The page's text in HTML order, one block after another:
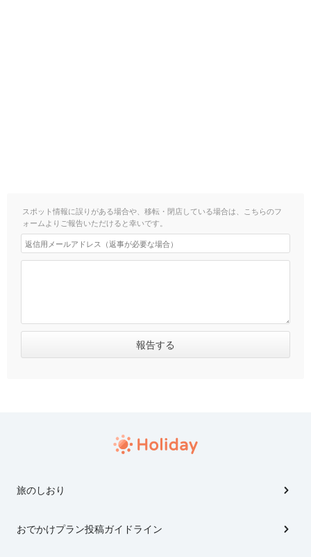
スポット情報に誤りがある場合や、移転・閉店している場合は、こちらのフ
ォームよりご報告いただけると幸いです。
旅のしおり
おでかけプラン投稿ガイドライン